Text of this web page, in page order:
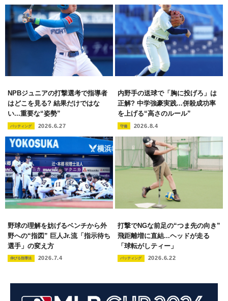
NPBジュニアの打撃選考で指導者
はどこを見る? 結果だけではな
い...重要な“姿勢”
バッティング 2026.6.27
内野手の送球で「胸に投げろ」は
正解? 中学強豪実践...併殺成功率
を上げる“高さのルール”
守備 2026.8.4
野球の理解を妨げるベンチから外
野への“指図” 巨人Jr.流「指示待ち
選手」の変え方
伸びる指導法 2026.7.4
打撃でNGな前足の“つま先の向き”
飛距離増に直結...ヘッドが走る
「球転がしティー」
バッティング 2026.6.22